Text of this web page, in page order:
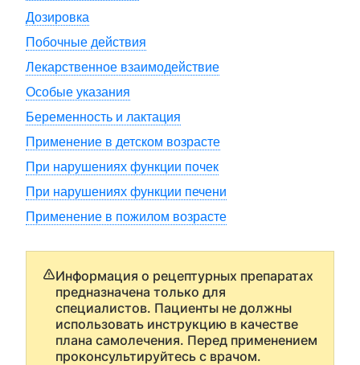
Дозировка
Побочные действия
Лекарственное взаимодействие
Особые указания
Беременность и лактация
Применение в детском возрасте
При нарушениях функции почек
При нарушениях функции печени
Применение в пожилом возрасте
Информация о рецептурных препаратах
предназначена только для
специалистов. Пациенты не должны
использовать инструкцию в качестве
плана самолечения. Перед применением
проконсультируйтесь с врачом.